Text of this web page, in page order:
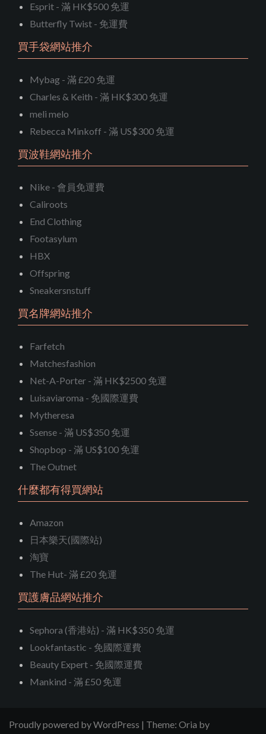
Esprit - 滿 HK$500 免運
Butterfly Twist - 免運費
買手袋網站推介
Mybag - 滿 £20 免運
Charles & Keith - 滿 HK$300 免運
meli melo
Rebecca Minkoff - 滿 US$300 免運
買波鞋網站推介
Nike - 會員免運費
Caliroots
End Clothing
Footasylum
HBX
Offspring
Sneakersnstuff
買名牌網站推介
Farfetch
Matchesfashion
Net-A-Porter - 滿 HK$2500 免運
Luisaviaroma - 免國際運費
Mytheresa
Ssense - 滿 US$350 免運
Shopbop - 滿 US$100 免運
The Outnet
什麼都有得買網站
Amazon
日本樂天(國際站)
淘寶
The Hut- 滿 £20 免運
買護膚品網站推介
Sephora (香港站) - 滿 HK$350 免運
Lookfantastic - 免國際運費
Beauty Expert - 免國際運費
Mankind - 滿 £50 免運
Proudly powered by WordPress | Theme: Oria by